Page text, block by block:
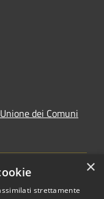
dei Comuni
×
strettamente